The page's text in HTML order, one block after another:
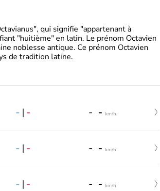
qui signifie "appartenant à
"huitième" en latin. Le prénom Octavien
noblesse antique. Ce prénom Octavien
de tradition latine.
- | - - - km/h
- | - - - km/h
- | - - - km/h